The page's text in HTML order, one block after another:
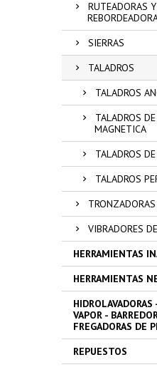
RUTEADORAS Y
SIERRAS
TALADROS
TALADROS
TALADROS
MAGNETICA
TALADROS
TALADROS
VIBRADORES
HERRAMIENTAS
HERRAMIENTAS
HIDROLAVADORAS
VAPOR -
FREGADORAS DE
REPUESTOS